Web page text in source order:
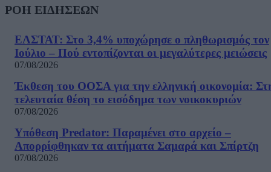
ΡΟΗ ΕΙΔΗΣΕΩΝ
ΕΛΣΤΑΤ: Στο 3,4% υποχώρησε ο πληθωρισμός τον
Ιούλιο – Πού εντοπίζονται οι μεγαλύτερες μειώσεις
07/08/2026
Έκθεση του ΟΟΣΑ για την ελληνική οικονομία:
τελευταία θέση το εισόδημα των νοικοκυριών
07/08/2026
Υπόθεση Predator: Παραμένει στο αρχείο –
Απορρίφθηκαν τα αιτήματα Σαμαρά και Σπίρτζη
07/08/2026